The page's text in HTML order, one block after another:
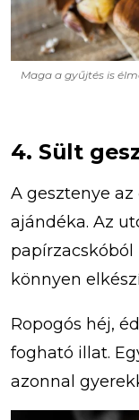
Maga a gyűjtés is
4. Sült
A gesztenye
ajándéka. Az
papírzacskóból
könnyen
Ropogós héj,
fogható illat.
azonnal